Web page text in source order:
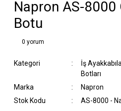
Napron AS-8000
Botu
0 yorum
Kategori İş
Botları
Marka
Napron
Stok Kodu
AS-8000 -